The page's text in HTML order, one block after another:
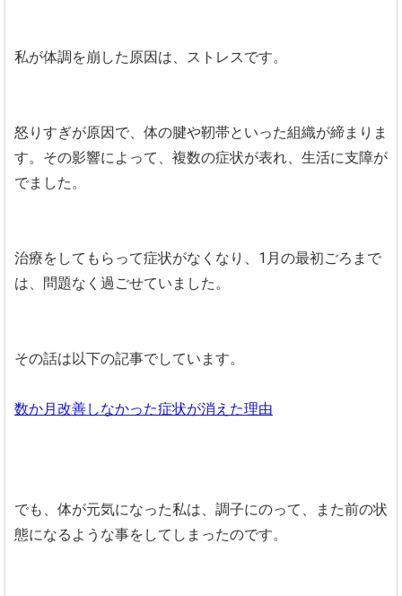
私が体調を崩した原因は、ストレスです。
怒りすぎが原因で、体の腱や靭帯といった組織が締まりま
す。その影響によって、複数の症状が表れ、生活に支障が
でました。
治療をしてもらって症状がなくなり、1月の最初ごろまで
は、問題なく過ごせていました。
その話は以下の記事でしています。
数か月改善しなかった症状が消えた理由
でも、体が元気になった私は、調子にのって、また前の状
態になるような事をしてしまったのです。